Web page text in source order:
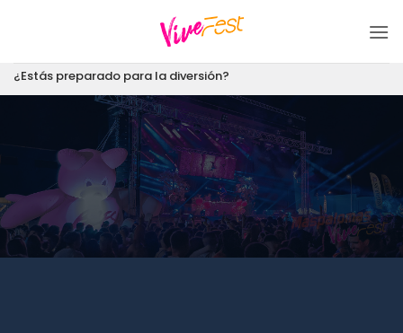
¿Estás preparado para la diversión?